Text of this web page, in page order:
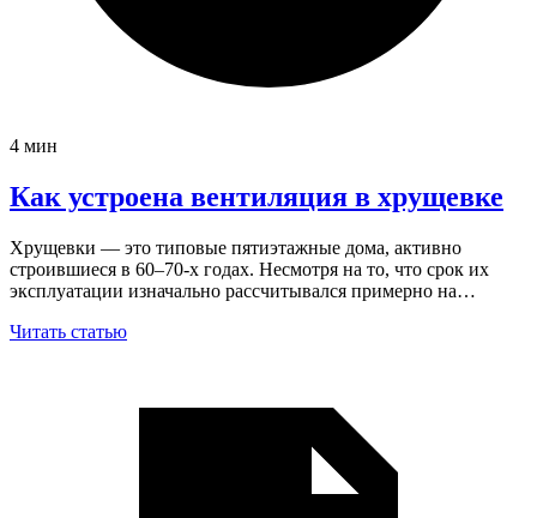
4 мин
Как устроена вентиляция в хрущевке
Хрущевки — это типовые пятиэтажные дома, активно
строившиеся в 60–70-х годах. Несмотря на то, что срок их
эксплуатации изначально рассчитывался примерно на…
Читать статью